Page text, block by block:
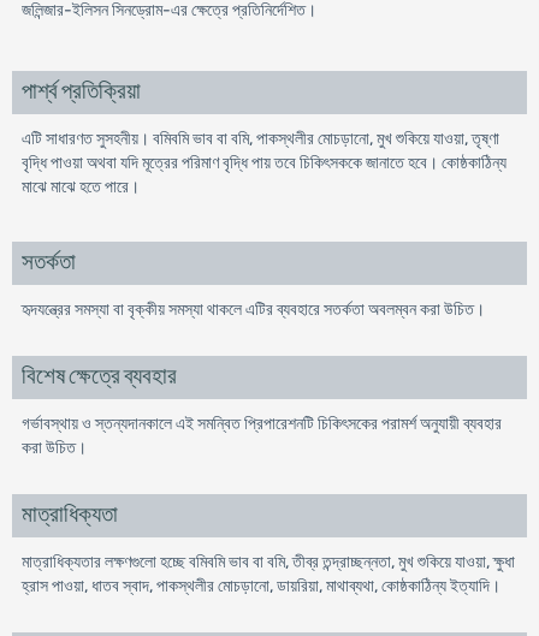
জলিন্জার-ইলিসন সিনড্রোম-এর ক্ষেত্রে প্রতিনির্দেশিত।
পার্শ্ব প্রতিক্রিয়া
এটি সাধারণত সুসহনীয়। বমিবমি ভাব বা বমি, পাকস্থলীর মোচড়ানো, মুখ শুকিয়ে যাওয়া, তৃষ্ণা
বৃদ্ধি পাওয়া অথবা যদি মূত্রের পরিমাণ বৃদ্ধি পায় তবে চিকিৎসককে জানাতে হবে। কোষ্ঠকাঠিন্য
মাঝে মাঝে হতে পারে।
সতর্কতা
হৃদযন্ত্রের সমস্যা বা বৃক্কীয় সমস্যা থাকলে এটির ব্যবহারে সতর্কতা অবলম্বন করা উচিত।
বিশেষ ক্ষেত্রে ব্যবহার
গর্ভাবস্থায় ও স্তন্যদানকালে এই সমন্বিত প্রিপারেশনটি চিকিৎসকের পরামর্শ অনুযায়ী ব্যবহার
করা উচিত।
মাত্রাধিক্যতা
মাত্রাধিক্যতার লক্ষণগুলো হচ্ছে বমিবমি ভাব বা বমি, তীব্র তন্দ্রাচ্ছন্নতা, মুখ শুকিয়ে যাওয়া, ক্ষুধা
হ্রাস পাওয়া, ধাতব স্বাদ, পাকস্থলীর মোচড়ানো, ডায়রিয়া, মাথাব্যথা, কোষ্ঠকাঠিন্য ইত্যাদি।